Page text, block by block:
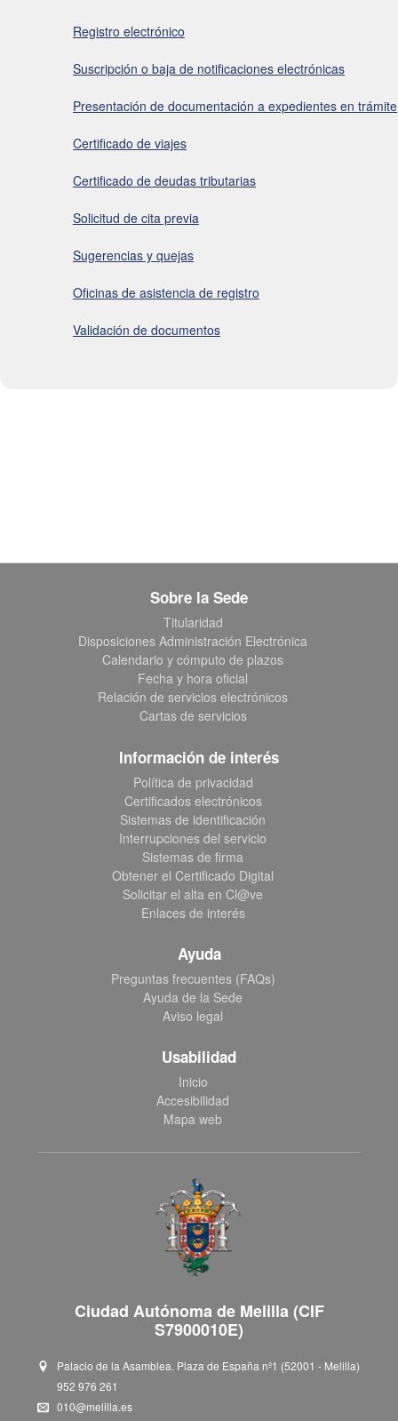
Registro electrónico
Suscripción o baja de notificaciones electrónicas
Presentación de documentación a expedientes en trámite
Certificado de viajes
Certificado de deudas tributarias
Solicitud de cita previa
Sugerencias y quejas
Oficinas de asistencia de registro
Validación de documentos
Sobre la Sede
Titularidad
Disposiciones Administración Electrónica
Calendario y cómputo de plazos
Fecha y hora oficial
Relación de servicios electrónicos
Cartas de servicios
Información de interés
Política de privacidad
Certificados electrónicos
Sistemas de identificación
Interrupciones del servicio
Sistemas de firma
Obtener el Certificado Digital
Solicitar el alta en Cl@ve
Enlaces de interés
Ayuda
Preguntas frecuentes (FAQs)
Ayuda de la Sede
Aviso legal
Usabilidad
Inicio
Accesibilidad
Mapa web
Ciudad Autónoma de Melilla (CIF
S7900010E)
Palacio de la Asamblea. Plaza de España nº1 (52001 - Melilla)
952 976 261
010@melilla.es